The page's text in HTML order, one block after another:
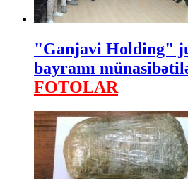
"Ganjavi Holding"
bayramı
FOTOLAR